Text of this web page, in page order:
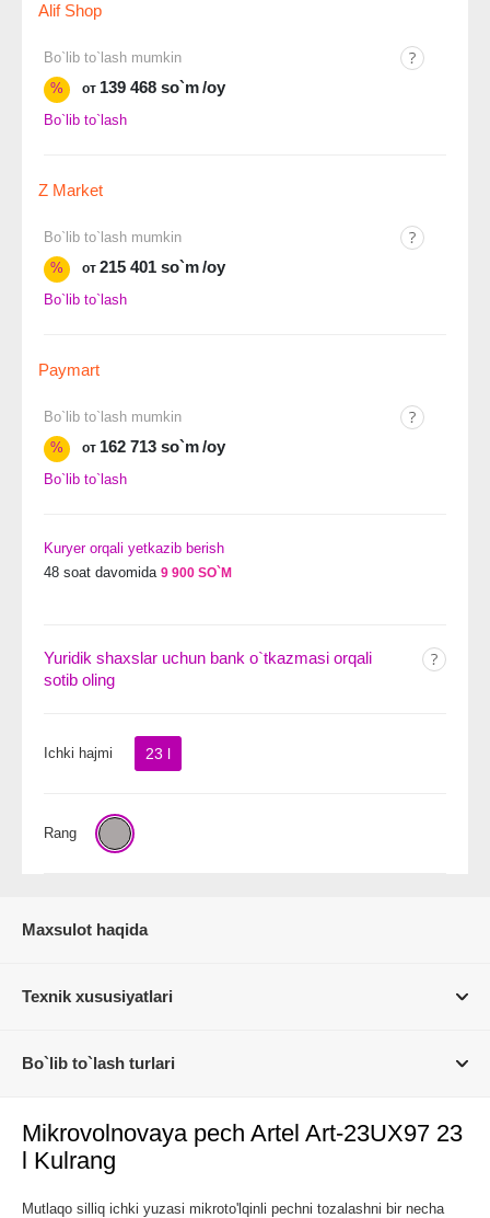
Alif Shop
Bo`lib to`lash mumkin
%
от 139 468 so`m/oy
Bo`lib to`lash
Z Market
Bo`lib to`lash mumkin
%
от 215 401 so`m/oy
Bo`lib to`lash
Paymart
Bo`lib to`lash mumkin
%
от 162 713 so`m/oy
Bo`lib to`lash
Kuryer orqali yetkazib berish
48 soat davomida 9 900 SO`M
Yuridik shaxslar uchun bank o`tkazmasi orqali
sotib oling
Ichki hajmi 23 l
Rang
Maxsulot haqida
Texnik xususiyatlari
Bo`lib to`lash turlari
Mikrovolnovaya pech Artel Art-23UX97 23
l Kulrang
Mutlaqo silliq ichki yuzasi mikroto'lqinli pechni tozalashni bir necha